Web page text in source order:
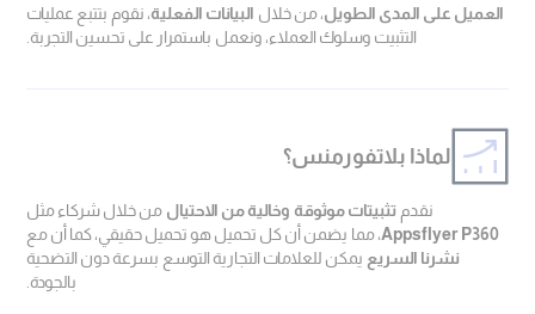
العميل على المدى الطويل، من خلال البيانات الفعلية، نقوم بتتبع عمليات
التثبيت وسلوك العملاء، ونعمل باستمرار على تحسين التجربة.
لماذا بلاتفورمنس؟
نقدم تثبيتات موثوقة وخالية من الاحتيال من خلال شركاء مثل
Appsflyer P360، مما يضمن أن كل تحميل هو تحميل حقيقي، كما أن مع
نشرنا السريع يمكن للعلامات التجارية التوسع بسرعة دون التضحية
بالجودة.